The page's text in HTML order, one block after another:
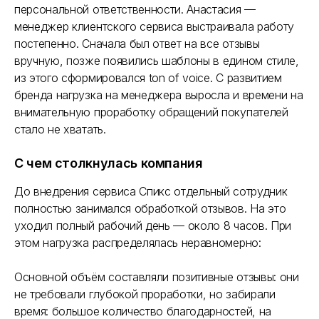
персональной ответственности. Анастасия —
менеджер клиентского сервиса выстраивала работу
постепенно. Сначала был ответ на все отзывы
вручную, позже появились шаблоны в едином стиле,
из этого сформировался ton of voice. С развитием
бренда нагрузка на менеджера выросла и времени на
внимательную проработку обращений покупателей
стало не хватать.
С чем столкнулась компания
До внедрения сервиса Спикс отдельный сотрудник
полностью занимался обработкой отзывов. На это
уходил полный рабочий день — около 8 часов. При
этом нагрузка распределялась неравномерно:
Основной объём составляли позитивные отзывы: они
не требовали глубокой проработки, но забирали
время: большое количество благодарностей, на